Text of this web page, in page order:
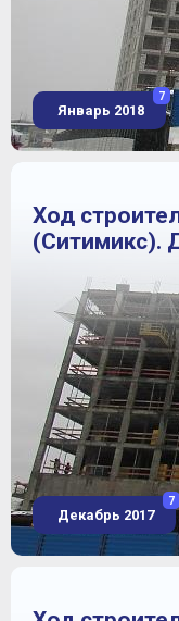
Январь 2018
7
Ход
(Ситимикс).
Декабрь 2017
7